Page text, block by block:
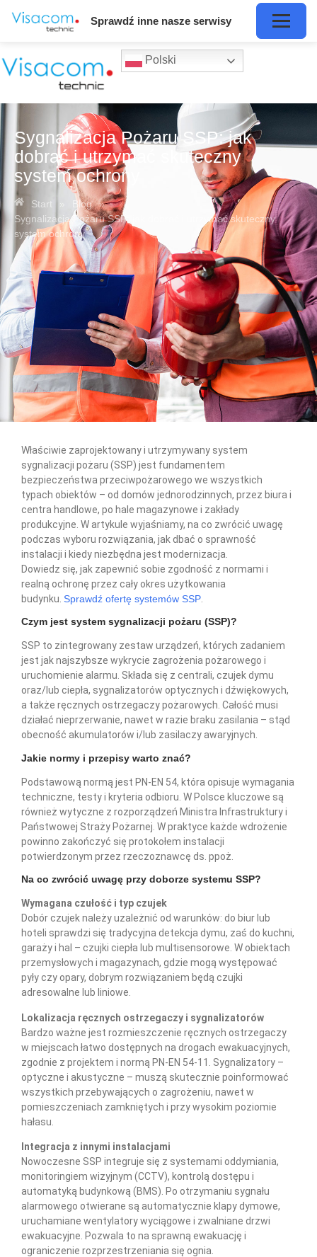
Polski
Sygnalizacja Pożaru SSP: jak
dobrać i utrzymać skuteczny
system ochrony
Start Blog
»
Sygnalizacja Pożaru SSP: jak dobrać i utrzymać skuteczny
system ochrony
Właściwie zaprojektowany i utrzymywany system
sygnalizacji pożaru (SSP) jest fundamentem
bezpieczeństwa przeciwpożarowego we wszystkich
typach obiektów – od domów jednorodzinnych, przez biura i
centra handlowe, po hale magazynowe i zakłady
produkcyjne. W artykule wyjaśniamy, na co zwrócić uwagę
podczas wyboru rozwiązania, jak dbać o sprawność
instalacji i kiedy niezbędna jest modernizacja.
Dowiedz się, jak zapewnić sobie zgodność z normami i
realną ochronę przez cały okres użytkowania
budynku. Sprawdź ofertę systemów SSP
Czym jest system sygnalizacji pożaru (SSP)?
SSP to zintegrowany zestaw urządzeń, których zadaniem
jest jak najszybsze wykrycie zagrożenia pożarowego i
uruchomienie alarmu. Składa się z centrali, czujek dymu
oraz/lub ciepła, sygnalizatorów optycznych i dźwiękowych,
a także ręcznych ostrzegaczy pożarowych. Całość musi
działać nieprzerwanie, nawet w razie braku zasilania – stąd
obecność akumulatorów i/lub zasilaczy awaryjnych.
Jakie normy i przepisy warto znać?
Podstawową normą jest PN-EN 54, która opisuje wymagania
techniczne, testy i kryteria odbioru. W Polsce kluczowe są
również wytyczne z rozporządzeń Ministra Infrastruktury i
Państwowej Straży Pożarnej. W praktyce każde wdrożenie
powinno zakończyć się protokołem instalacji
potwierdzonym przez rzeczoznawcę ds. ppoż.
Na co zwrócić uwagę przy doborze systemu SSP?
Wymagana czułość i typ czujek
Dobór czujek należy uzależnić od warunków: do biur lub
hoteli sprawdzi się tradycyjna detekcja dymu, zaś do kuchni,
garaży i hal – czujki ciepła lub multisensorowe. W obiektach
przemysłowych i magazynach, gdzie mogą występować
pyły czy opary, dobrym rozwiązaniem będą czujki
adresowalne lub liniowe.
Lokalizacja ręcznych ostrzegaczy i sygnalizatorów
Bardzo ważne jest rozmieszczenie ręcznych ostrzegaczy
w miejscach łatwo dostępnych na drogach ewakuacyjnych,
zgodnie z projektem i normą PN-EN 54-11. Sygnalizatory –
optyczne i akustyczne – muszą skutecznie poinformować
wszystkich przebywających o zagrożeniu, nawet w
pomieszczeniach zamkniętych i przy wysokim poziomie
hałasu.
Integracja z innymi instalacjami
Nowoczesne SSP integruje się z systemami oddymiania,
monitoringiem wizyjnym (CCTV), kontrolą dostępu i
automatyką budynkową (BMS). Po otrzymaniu sygnału
alarmowego otwierane są automatycznie klapy dymowe,
uruchamiane wentylatory wyciągowe i zwalniane drzwi
ewakuacyjne. Pozwala to na sprawną ewakuację i
ograniczenie rozprzestrzeniania się ognia.
Sprawdź inne nasze serwisy